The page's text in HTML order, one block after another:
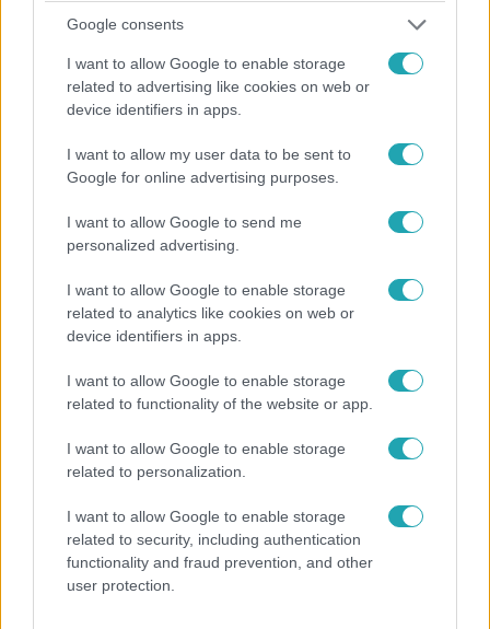
Google consents
I want to allow Google to enable storage
related to advertising like cookies on web or
device identifiers in apps.
I want to allow my user data to be sent to
Google for online advertising purposes.
I want to allow Google to send me
personalized advertising.
I want to allow Google to enable storage
related to analytics like cookies on web or
device identifiers in apps.
I want to allow Google to enable storage
related to functionality of the website or app.
I want to allow Google to enable storage
related to personalization.
I want to allow Google to enable storage
related to security, including authentication
functionality and fraud prevention, and other
user protection.
2026. április 5. 10:00
Ilyen cuki még nem volt a kalács: Rácz-Gyuricza
Dóri húsvéti receptje
Készíts aranyos nyuszi alakú virslis kalácsot Rácz-
Gyuricza Dóri könnyű húsvéti receptje alapján, ami
Húsvét
2026. április 3. 7:30
Ezt művelte 3 híresség a konyhában – próbáld ki
te is a tavaszi szünetben!